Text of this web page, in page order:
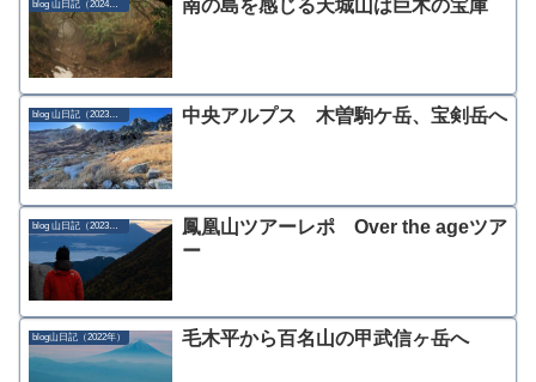
blog 山日記（2024年） 南の島を感じる天城山は巨木の宝庫
blog 山日記（2023年） 中央アルプス 木曽駒ケ岳、宝剣岳へ
blog 山日記（2023年）
鳳凰山ツアーレポ Over the ageツア
ー
blog山日記（2022年） 毛木平から百名山の甲武信ヶ岳へ